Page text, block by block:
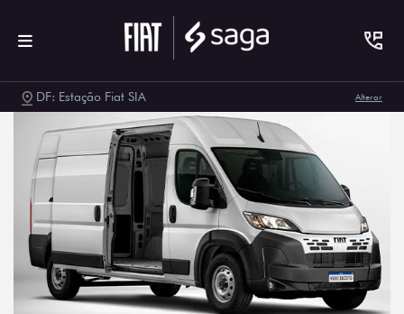
DF: Estação Fiat SIA Alterar